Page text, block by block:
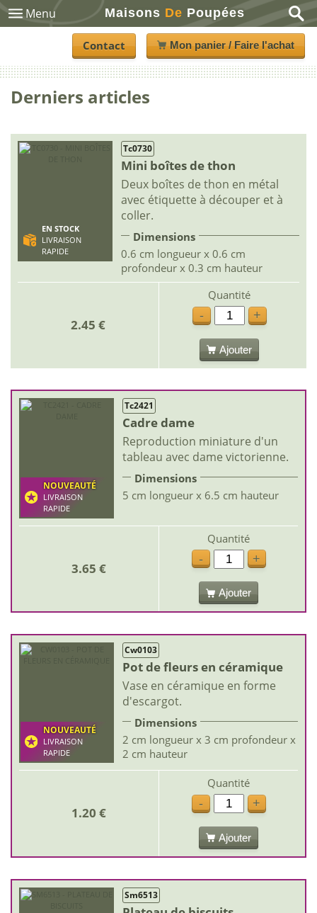
Menu Maisons De Poupées
Contact Mon panier / Faire l'achat
Derniers articles
EN STOCK
LIVRAISON
RAPIDE
Tc0730
Mini boîtes de thon
Deux boîtes de thon en métal
avec étiquette à découper et à
coller.
Dimensions
0.6 cm longueur x 0.6 cm
profondeur x 0.3 cm hauteur
2.45 €
Quantité
-
+
Ajouter
NOUVEAUTÉ
LIVRAISON
RAPIDE
Tc2421
Cadre dame
Reproduction miniature d'un
tableau avec dame victorienne.
Dimensions
5 cm longueur x 6.5 cm hauteur
3.65 €
Quantité
-
+
Ajouter
NOUVEAUTÉ
LIVRAISON
RAPIDE
Cw0103
Pot de fleurs en céramique
Vase en céramique en forme
d'escargot.
Dimensions
2 cm longueur x 3 cm profondeur x
2 cm hauteur
1.20 €
Quantité
-
+
Ajouter
Sm6513